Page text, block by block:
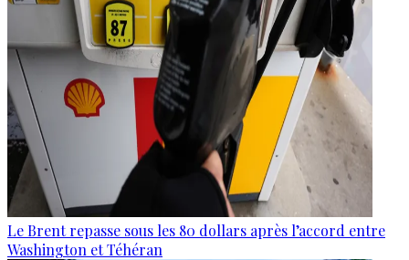
Le Brent repasse sous les 80 dollars après l’accord entre
Washington et Téhéran